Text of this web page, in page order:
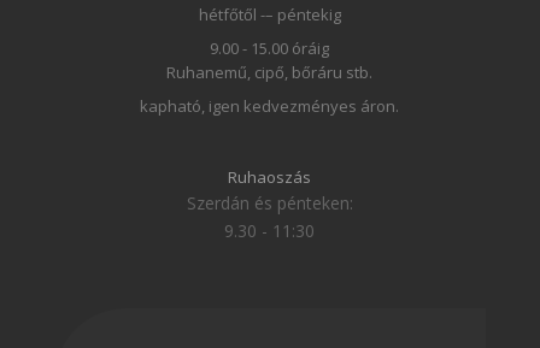
hétfőtől -– péntekig
9.00 - 15.00 óráig
Ruhanemű, cipő, bőráru stb.
kapható, igen kedvezményes áron.
Ruhaoszás
Szerdán és pénteken:
9.30 - 11:30